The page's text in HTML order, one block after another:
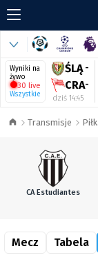
Wyniki na
żywo
30 live
Wszystkie
ŚLĄ -
CRA-
dziś 14:45
Transmisje
CA Estudiantes
Mecz Tabela